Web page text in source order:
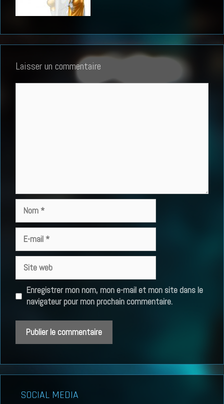
Laisser un commentaire
mail
web
Enregistrer mon nom, mon e-mail et mon site dans le
navigateur pour mon prochain commentaire.
SOCIAL MEDIA